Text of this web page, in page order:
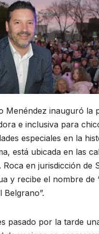
Menéndez inauguró la
e inclusiva para
especiales en la
está ubicada en las
Roca en jurisdicción de
y recibe el nombre de
Belgrano”.
pasado por la tarde